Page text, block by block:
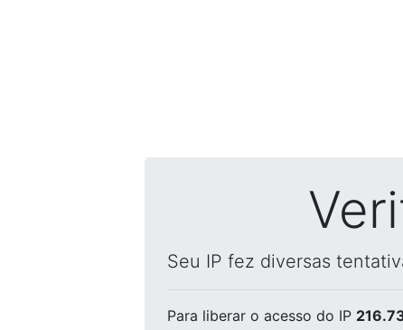
Seu IP fez diversas
Para liberar o acesso do IP